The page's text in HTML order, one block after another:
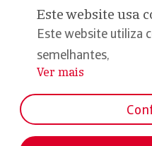
Aviso legal
Política de cookies
Declaração de privacidade
Este website usa
Este website utiliza
semelhantes,
...
Ver mais